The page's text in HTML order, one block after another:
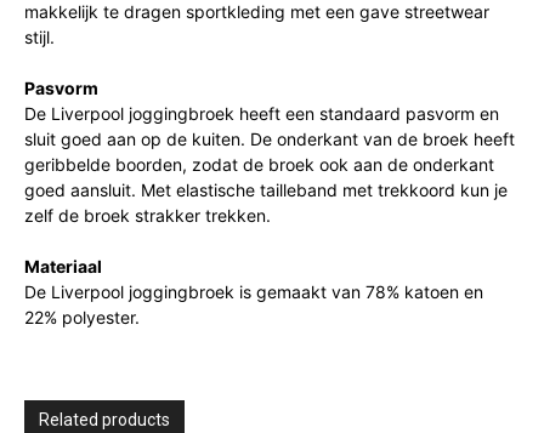
makkelijk te dragen sportkleding met een gave streetwear
stijl.
Pasvorm
De Liverpool joggingbroek heeft een standaard pasvorm en
sluit goed aan op de kuiten. De onderkant van de broek heeft
geribbelde boorden, zodat de broek ook aan de onderkant
goed aansluit. Met elastische tailleband met trekkoord kun je
zelf de broek strakker trekken.
Materiaal
De Liverpool joggingbroek is gemaakt van 78% katoen en
22% polyester.
Related products